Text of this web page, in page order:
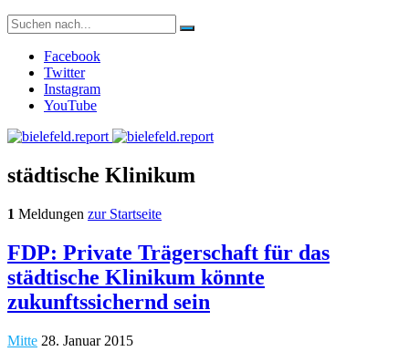
Suche
nach:
Facebook
Twitter
Instagram
YouTube
städtische Klinikum
1 Meldungen zur Startseite
FDP: Private Trägerschaft für das
städtische Klinikum könnte
zukunftssichernd sein
Mitte 28. Januar 2015